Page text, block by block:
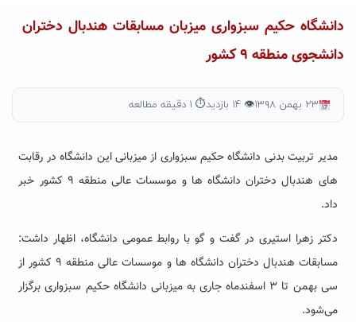
دانشگاه حکیم سبزواری میزبان مسابقات هندبال دختران
دانشجوی منطقه ۹ کشور
۲۳ بهمن ۱۳۹۸ 👁 ۱۴ بازدید ⏱ ۱ دقیقه مطالعه
مدیر تربیت بدنی دانشگاه حکیم سبزواری از میزبانی این دانشگاه در رقابت
های هندبال دختران دانشگاه ها و موسسات عالی منطقه ۹ کشور خبر
داد.
دکتر زهرا استیری در گفت و گو با روابط عمومی دانشگاه، اظهار داشت:
مسابقات هندبال دختران دانشگاه ها و موسسات عالی منطقه ۹ کشور از
سی بهمن تا ۳ اسفندماه جاری به میزبانی دانشگاه حکیم سبزواری برگزار
می‌شود.